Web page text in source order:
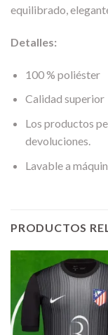
equilibrado,
Detalles:
100 % poliéster
Calidad superior
Los productos
devoluciones.
Lavable a
PRODUCTOS